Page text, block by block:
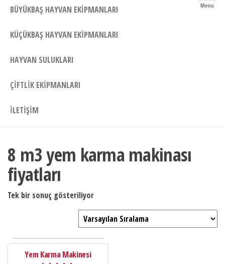
Menu
BÜYÜKBAŞ HAYVAN EKIPMANLARI
KÜÇÜKBAŞ HAYVAN EKIPMANLARI
HAYVAN SULUKLARI
ÇIFTLIK EKIPMANLARI
İLETIŞIM
8 m3 yem karma makinası
fiyatları
Tek bir sonuç gösteriliyor
Yem Karma Makinesi